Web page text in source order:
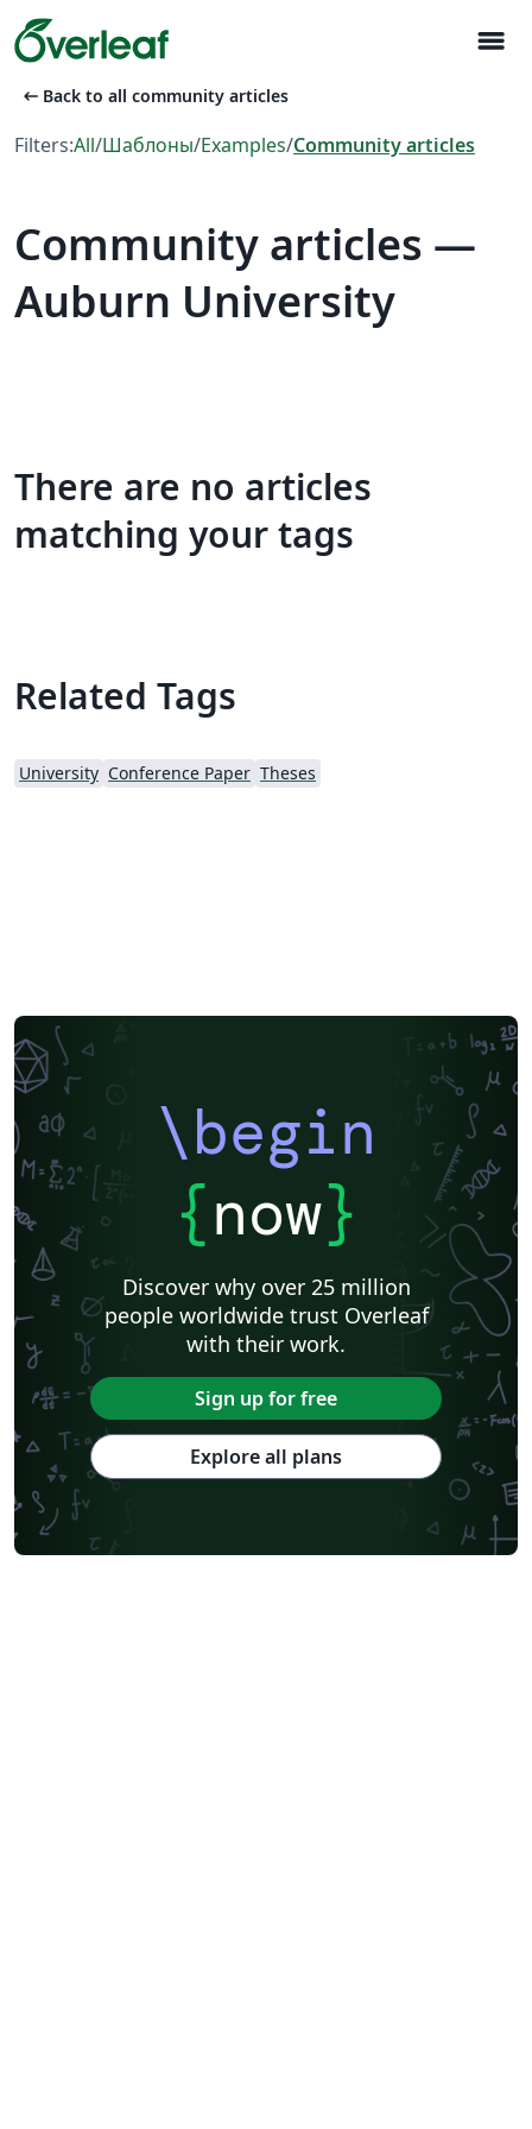
menu
arrow_left_alt Back to all community articles
Filters:All/Шаблоны/Examples/Community articles
Community articles —
Auburn University
There are no articles
matching your tags
Related Tags
University Conference Paper Theses
\begin
{now}
Discover why over 25 million
people worldwide trust Overleaf
with their work.
Sign up for free
Explore all plans